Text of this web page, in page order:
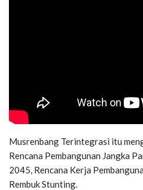
Musrenbang Terintegrasi itu
Rencana Pembangunan Jangka
2045, Rencana Kerja
Rembuk Stunting.